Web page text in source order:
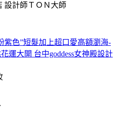
設計師ＴＯＮ大師
紫色”短髮加上超口愛高額瀏海-
運大開 台中goddess女神殿設計